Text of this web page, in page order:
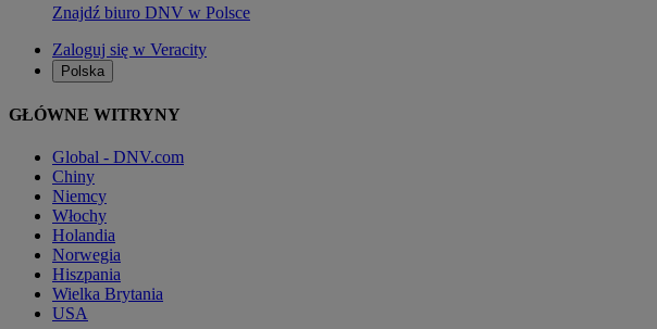
Znajdź biuro DNV w Polsce
Zaloguj się w Veracity
Polska
GŁÓWNE WITRYNY
Global - DNV.com
Chiny
Niemcy
Włochy
Holandia
Norwegia
Hiszpania
Wielka Brytania
USA